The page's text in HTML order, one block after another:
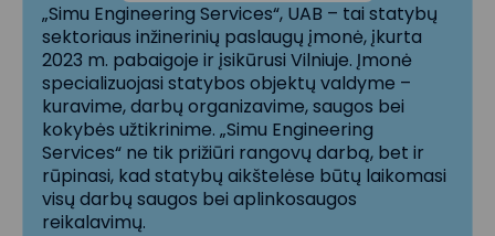
„Simu Engineering Services“, UAB – tai statybų
sektoriaus inžinerinių paslaugų įmonė, įkurta
2023 m. pabaigoje ir įsikūrusi Vilniuje. Įmonė
specializuojasi statybos objektų valdyme –
kuravime, darbų organizavime, saugos bei
kokybės užtikrinime. „Simu Engineering
Services“ ne tik prižiūri rangovų darbą, bet ir
rūpinasi, kad statybų aikštelėse būtų laikomasi
visų darbų saugos bei aplinkosaugos
reikalavimų.